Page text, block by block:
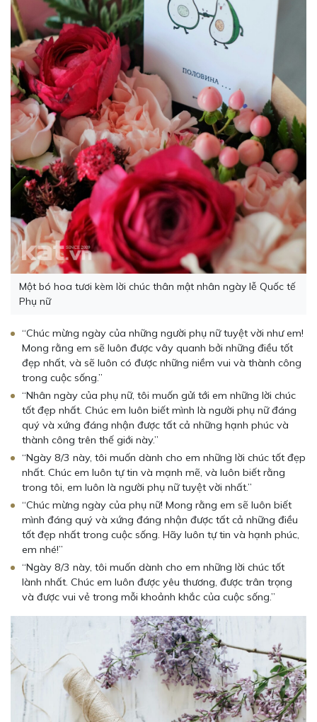
Một bó hoa tươi kèm lời chúc thân mật nhân ngày lễ Quốc tế
Phụ nữ
“Chúc mừng ngày của những người phụ nữ tuyệt vời như em!
Mong rằng em sẽ luôn được vây quanh bởi những điều tốt
đẹp nhất, và sẽ luôn có được những niềm vui và thành công
trong cuộc sống.”
“Nhân ngày của phụ nữ, tôi muốn gửi tới em những lời chúc
tốt đẹp nhất. Chúc em luôn biết mình là người phụ nữ đáng
quý và xứng đáng nhận được tất cả những hạnh phúc và
thành công trên thế giới này.”
“Ngày 8/3 này, tôi muốn dành cho em những lời chúc tốt đẹp
nhất. Chúc em luôn tự tin và mạnh mẽ, và luôn biết rằng
trong tôi, em luôn là người phụ nữ tuyệt vời nhất.”
“Chúc mừng ngày của phụ nữ! Mong rằng em sẽ luôn biết
mình đáng quý và xứng đáng nhận được tất cả những điều
tốt đẹp nhất trong cuộc sống. Hãy luôn tự tin và hạnh phúc,
em nhé!”
“Ngày 8/3 này, tôi muốn dành cho em những lời chúc tốt
lành nhất. Chúc em luôn được yêu thương, được trân trọng
và được vui vẻ trong mỗi khoảnh khắc của cuộc sống.”